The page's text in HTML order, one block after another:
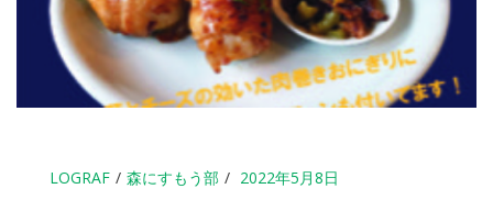
LOGRAF 森にすもう部 2022年5月8日